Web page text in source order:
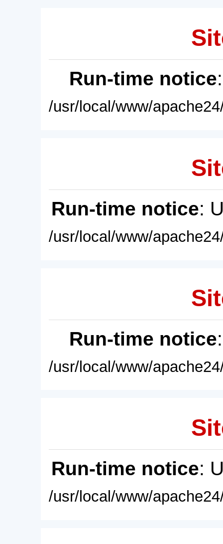
Run-time notice
/usr/local/www/
Run-time notice:
/usr/local/www/
Run-time notice
/usr/local/www/
Run-time notice:
/usr/local/www/